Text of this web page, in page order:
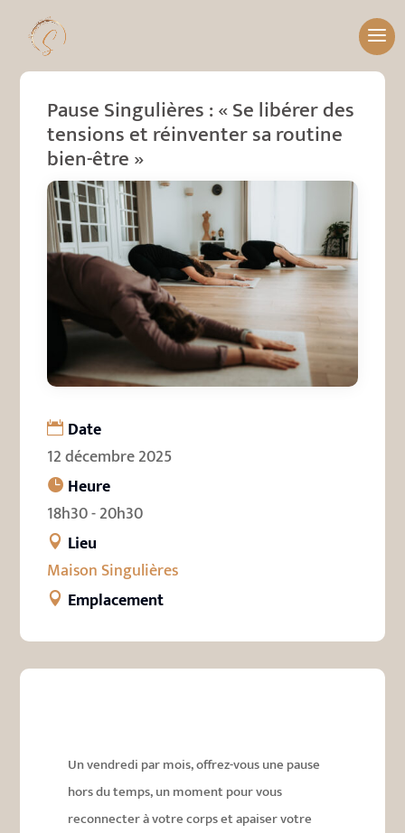
Pause Singulières : « Se libérer des
tensions et réinventer sa routine
bien-être »
Date
12 décembre 2025
Heure
18h30 - 20h30
Lieu
Maison Singulières
Emplacement
Un vendredi par mois, offrez-vous une pause
hors du temps, un moment pour vous
reconnecter à votre corps et apaiser votre